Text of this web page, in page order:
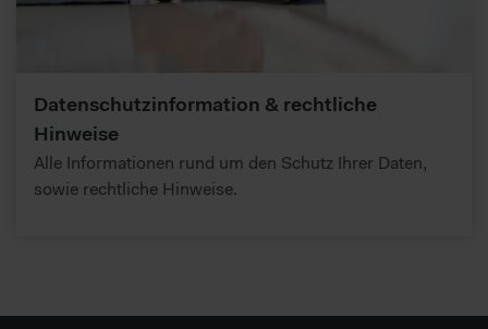
Datenschutzinformation & rechtliche
Hinweise
Alle Informationen rund um den Schutz Ihrer Daten,
sowie rechtliche Hinweise.